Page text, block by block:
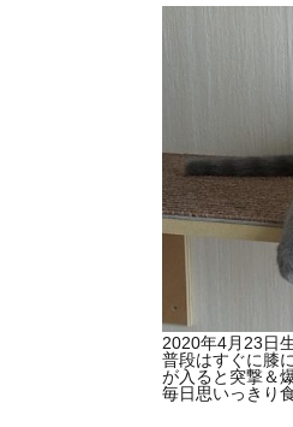
2020年4月23日
普段はすぐに膝
が入ると突撃＆
毎日思いっきり